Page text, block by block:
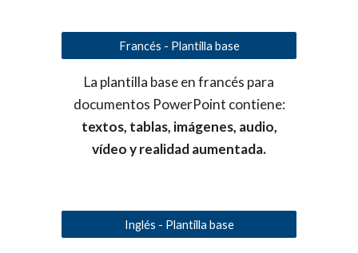
Francés - Plantilla base
La plantilla base en francés para
documentos PowerPoint contiene:
textos, tablas, imágenes, audio,
vídeo y realidad aumentada.
Inglés - Plantilla base